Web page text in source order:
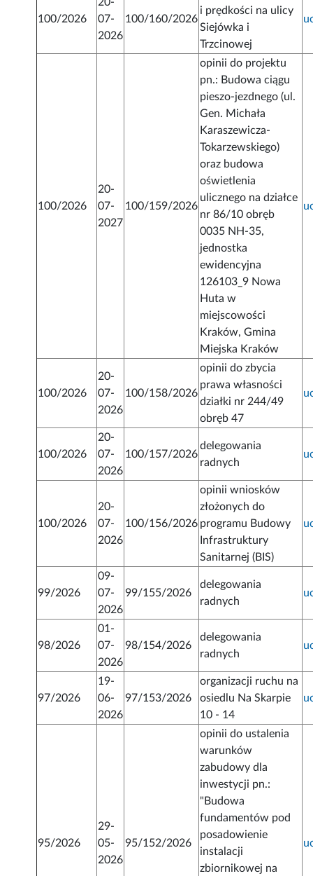
100/2026
07-
2026
100/160/2026
i prędkości na ulicy
Siejówka i
Trzcinowej
100/2026
20-
07-
2027
100/159/2026
opinii do projektu
pn.: Budowa ciągu
pieszo-jezdnego (ul.
Gen. Michała
Karaszewicza-
Tokarzewskiego)
oraz budowa
oświetlenia
ulicznego na działce
nr 86/10 obręb
0035 NH-35,
jednostka
ewidencyjna
126103_9 Nowa
Huta w
miejscowości
Kraków, Gmina
Miejska Kraków
100/2026
20-
07-
2026
100/158/2026
opinii do zbycia
prawa własności
działki nr 244/49
obręb 47
100/2026
20-
07-
2026
100/157/2026
delegowania
radnych
100/2026
20-
07-
2026
100/156/2026
opinii wniosków
złożonych do
programu Budowy
Infrastruktury
Sanitarnej (BIS)
99/2026
09-
07-
2026
99/155/2026
delegowania
radnych
98/2026
01-
07-
2026
98/154/2026
delegowania
radnych
97/2026
19-
06-
2026
97/153/2026
organizacji ruchu na
osiedlu Na Skarpie
10 - 14
95/2026
29-
05-
2026
95/152/2026
opinii do ustalenia
warunków
zabudowy dla
inwestycji pn.:
"Budowa
fundamentów pod
posadowienie
instalacji
zbiornikowej na